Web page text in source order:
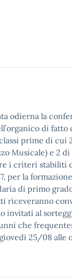
odierna la
di fatto
prime di cui
Musicale) e 2 di
i criteri stabiliti
per la
di primo
riceveranno
invitati al
che
25/08 alle